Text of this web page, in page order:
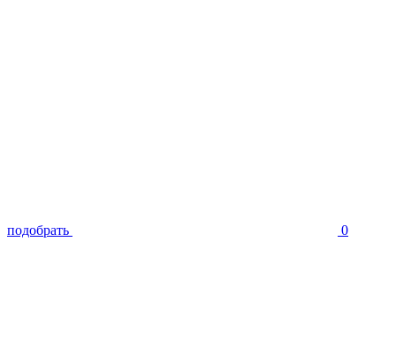
подобрать 0